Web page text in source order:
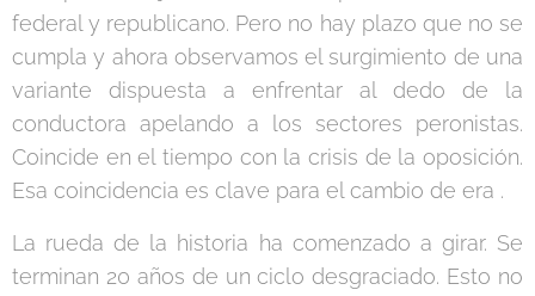
federal y republicano. Pero no hay plazo que no se
cumpla y ahora observamos el surgimiento de una
variante dispuesta a enfrentar al dedo de la
conductora apelando a los sectores peronistas.
Coincide en el tiempo con la crisis de la oposición.
Esa coincidencia es clave para el cambio de era .
La rueda de la historia ha comenzado a girar. Se
terminan 20 años de un ciclo desgraciado. Esto no